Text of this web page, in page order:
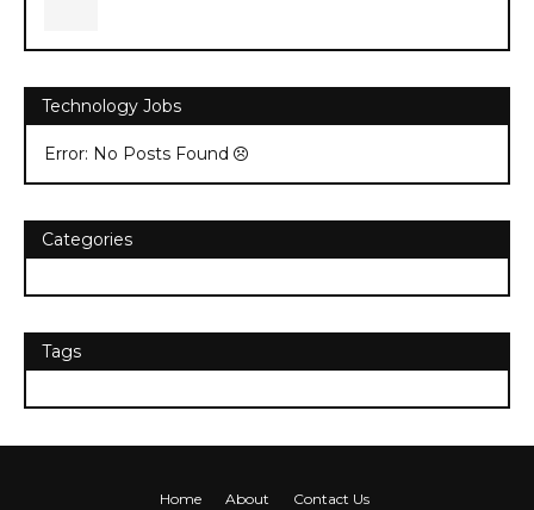
Technology Jobs
Error: No Posts Found
Categories
Tags
Home About Contact Us